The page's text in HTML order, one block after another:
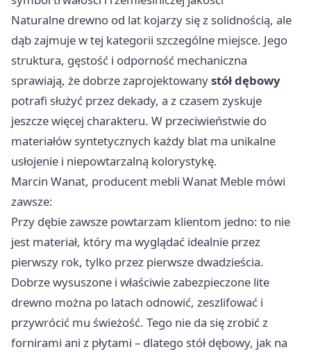
Naturalne drewno od lat kojarzy się z solidnością, ale
dąb zajmuje w tej kategorii szczególne miejsce. Jego
struktura, gęstość i odporność mechaniczna
sprawiają, że dobrze zaprojektowanystół dębowy
potrafi służyć przez dekady, a z czasem zyskuje
jeszcze więcej charakteru. W przeciwieństwie do
materiałów syntetycznych każdy blat ma unikalne
usłojenie i niepowtarzalną kolorystykę.
Marcin Wanat, producent mebli Wanat Meble mówi
zawsze:
Przy dębie zawsze powtarzam klientom jedno: to nie
jest materiał, który ma wyglądać idealnie przez
pierwszy rok, tylko przez pierwsze dwadzieścia.
Dobrze wysuszone i właściwie zabezpieczone lite
drewno można po latach odnowić, zeszlifować i
przywrócić mu świeżość. Tego nie da się zrobić z
fornirami ani z płytami – dlatego stół dębowy, jak na